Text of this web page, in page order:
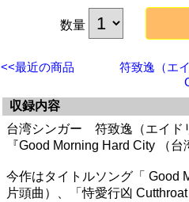
数量
<<最近の商品
符致逸（エ
収録内容
台湾シンガー 符致逸（エイド
『Good Morning Hard City （
今作はタイトルソング「 Good
片頭曲）、「恃愛行凶